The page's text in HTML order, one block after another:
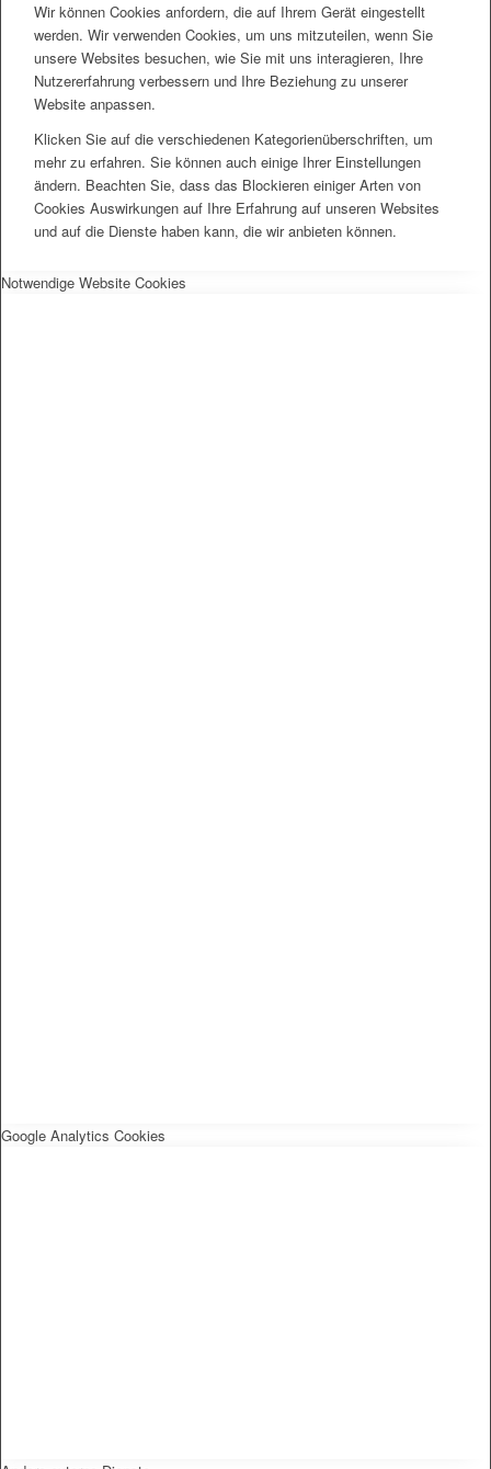
Wir können Cookies anfordern, die auf Ihrem Gerät eingestellt
werden. Wir verwenden Cookies, um uns mitzuteilen, wenn Sie
unsere Websites besuchen, wie Sie mit uns interagieren, Ihre
Nutzererfahrung verbessern und Ihre Beziehung zu unserer
Website anpassen.
Klicken Sie auf die verschiedenen Kategorienüberschriften, um
mehr zu erfahren. Sie können auch einige Ihrer Einstellungen
ändern. Beachten Sie, dass das Blockieren einiger Arten von
Cookies Auswirkungen auf Ihre Erfahrung auf unseren Websites
und auf die Dienste haben kann, die wir anbieten können.
Notwendige Website Cookies
Google Analytics Cookies